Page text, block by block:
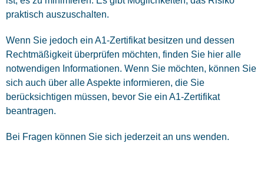
praktisch auszuschalten.
Wenn Sie jedoch ein A1-Zertifikat besitzen und dessen
Rechtmäßigkeit überprüfen möchten, finden Sie hier alle
notwendigen Informationen. Wenn Sie möchten, können Sie
sich auch über alle Aspekte informieren, die Sie
berücksichtigen müssen, bevor Sie ein A1-Zertifikat
beantragen.
Bei Fragen können Sie sich jederzeit an uns wenden.